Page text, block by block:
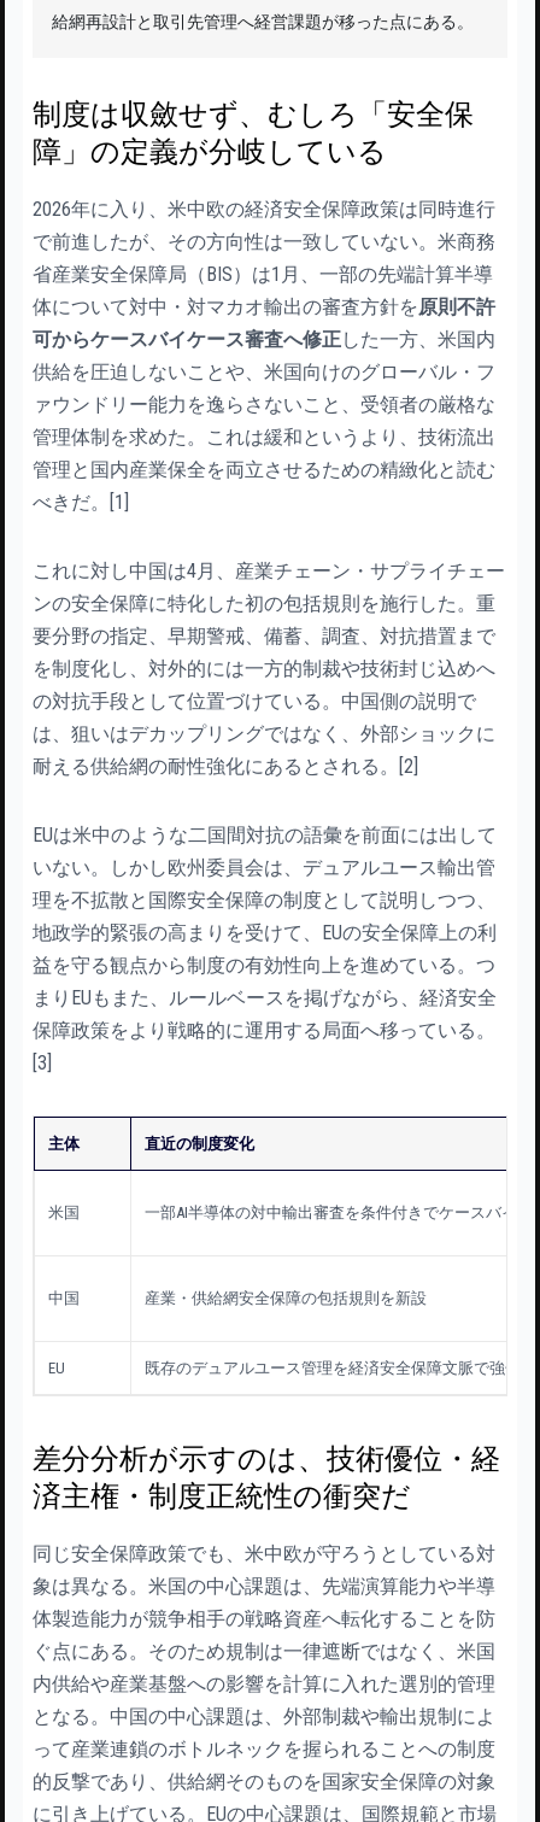
給網再設計と取引先管理へ経営課題が移った点にある。
制度は収斂せず、むしろ「安全保
障」の定義が分岐している
2026年に入り、米中欧の経済安全保障政策は同時進行
で前進したが、その方向性は一致していない。米商務
省産業安全保障局（BIS）は1月、一部の先端計算半導
体について対中・対マカオ輸出の審査方針を原則不許
可からケースバイケース審査へ修正した一方、米国内
供給を圧迫しないことや、米国向けのグローバル・フ
ァウンドリー能力を逸らさないこと、受領者の厳格な
管理体制を求めた。これは緩和というより、技術流出
管理と国内産業保全を両立させるための精緻化と読む
べきだ。[1]
これに対し中国は4月、産業チェーン・サプライチェー
ンの安全保障に特化した初の包括規則を施行した。重
要分野の指定、早期警戒、備蓄、調査、対抗措置まで
を制度化し、対外的には一方的制裁や技術封じ込めへ
の対抗手段として位置づけている。中国側の説明で
は、狙いはデカップリングではなく、外部ショックに
耐える供給網の耐性強化にあるとされる。[2]
EUは米中のような二国間対抗の語彙を前面には出して
いない。しかし欧州委員会は、デュアルユース輸出管
理を不拡散と国際安全保障の制度として説明しつつ、
地政学的緊張の高まりを受けて、EUの安全保障上の利
益を守る観点から制度の有効性向上を進めている。つ
まりEUもまた、ルールベースを掲げながら、経済安全
保障政策をより戦略的に運用する局面へ移っている。
[3]
主体 直近の制度変化
米国 一部AI半導体の対中輸出審査を条件付きでケースバイケ
中国 産業・供給網安全保障の包括規則を新設
EU 既存のデュアルユース管理を経済安全保障文脈で強化
差分分析が示すのは、技術優位・経
済主権・制度正統性の衝突だ
同じ安全保障政策でも、米中欧が守ろうとしている対
象は異なる。米国の中心課題は、先端演算能力や半導
体製造能力が競争相手の戦略資産へ転化することを防
ぐ点にある。そのため規制は一律遮断ではなく、米国
内供給や産業基盤への影響を計算に入れた選別的管理
となる。中国の中心課題は、外部制裁や輸出規制によ
って産業連鎖のボトルネックを握られることへの制度
的反撃であり、供給網そのものを国家安全保障の対象
に引き上げている。EUの中心課題は、国際規範と市場